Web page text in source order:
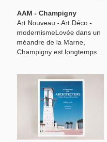
AAM - Champigny
Art Nouveau - Art Déco -
modernismeLovée dans un
méandre de la Marne,
Champigny est longtemps...